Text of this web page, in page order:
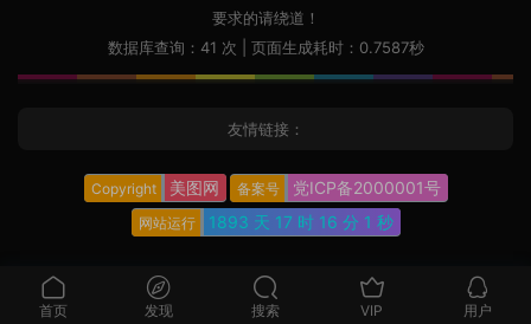
要求的请绕道！
数据库查询：41 次 | 页面生成耗时：0.7587秒
友情链接：
Copyright 美图网 备案号 党ICP备2000001号
网站运行 1893 天 17 时 16 分 2 秒
首页 发现 搜索 VIP 用户